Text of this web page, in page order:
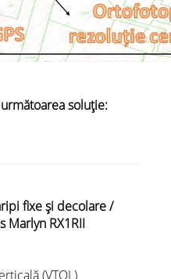
soluție:
fixe și decolare /
Marlyn RX1RII
(VTOL)